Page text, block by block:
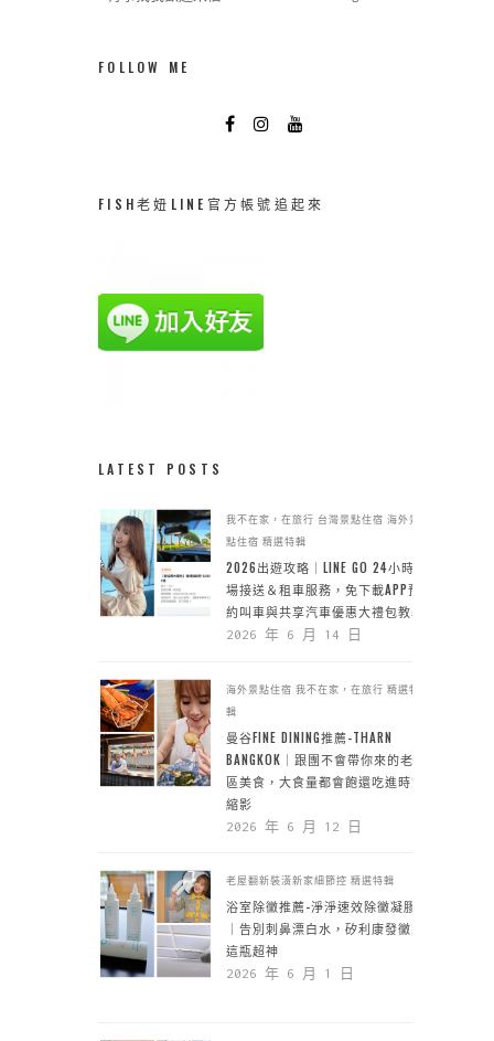
FOLLOW ME
FISH老妞LINE官方帳號追起來
LATEST POSTS
我不在家，在旅行 台灣景點住宿 海外景
點住宿 精選特輯
2026出遊攻略｜LINE GO 24小時機
場接送＆租車服務，免下載APP預
約叫車與共享汽車優惠大禮包教學
2026 年 6 月 14 日
海外景點住宿 我不在家，在旅行 精選特
輯
曼谷FINE DINING推薦-THARN
BANGKOK｜跟團不會帶你來的老城
區美食，大食量都會飽還吃進時空
縮影
2026 年 6 月 12 日
老屋翻新裝潢新家細節控 精選特輯
浴室除黴推薦-淨淨速效除黴凝膠
｜告別刺鼻漂白水，矽利康發黴靠
這瓶超神
2026 年 6 月 1 日